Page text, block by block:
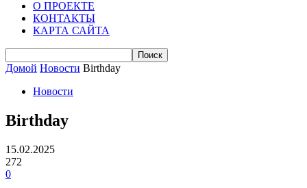
О ПРОЕКТЕ
КОНТАКТЫ
КАРТА САЙТА
Домой Новости Birthday
Новости
Birthday
15.02.2025
272
0